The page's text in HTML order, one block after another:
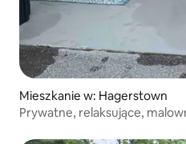
Mieszkanie w: Hagerstown
Prywatne, relaksujące,